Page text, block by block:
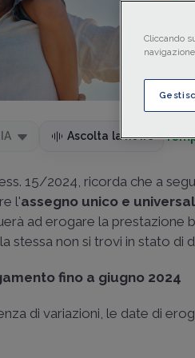
Ascolta la news
15/2024, ricorda che a
l'assegno unico e
ad erogare la prestazione
stessa non si trovi in stato di
fino a giugno 2024
di variazioni, le date di
Cliccando